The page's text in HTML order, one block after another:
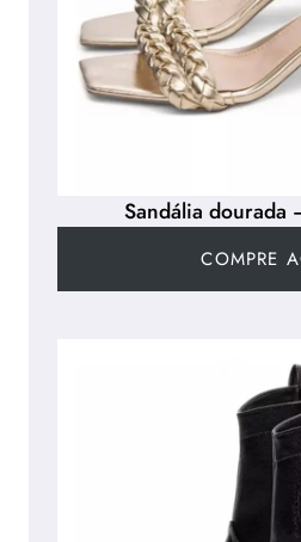
Sandália dourada
COMPRE